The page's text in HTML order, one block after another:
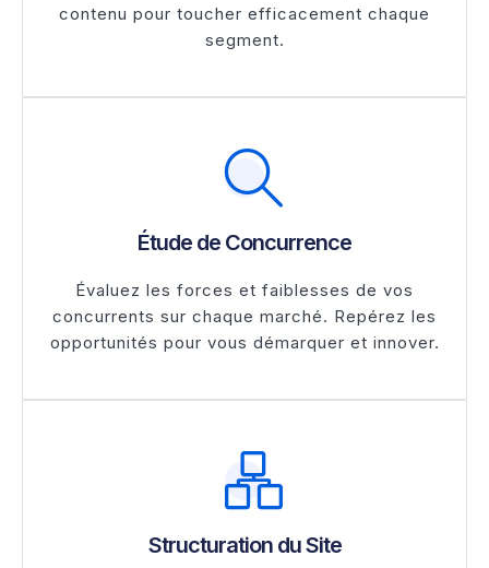
contenu pour toucher efficacement chaque
segment.
Étude de Concurrence
Évaluez les forces et faiblesses de vos
concurrents sur chaque marché. Repérez les
opportunités pour vous démarquer et innover.
Structuration du Site